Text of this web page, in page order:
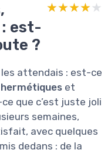
est-
?
★★★★★
★★★★★
attendais : est-ce
hermétiques et
que c’est juste joli
semaines,
avec quelques
dedans : de la